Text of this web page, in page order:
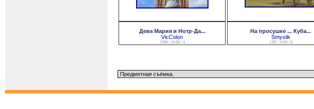
Дева Мария и Нотр-Да...
VicColon
1599 / 10.00 / 4
На просушке ... Куба...
Smyslik
1287 / 0.00 / 0